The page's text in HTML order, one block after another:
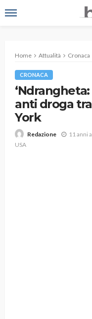
Home Attualità Cronaca
CRONACA
anti droga
York
Redazione 11 anni
USA